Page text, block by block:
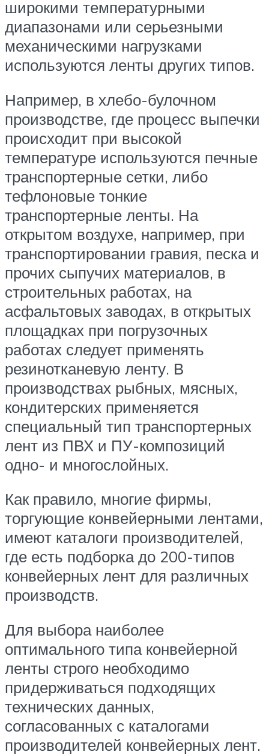
широкими температурными
диапазонами или серьезными
механическими нагрузками
используются ленты других типов.
Например, в хлебо-булочном
производстве, где процесс выпечки
происходит при высокой
температуре используются печные
транспортерные сетки, либо
тефлоновые тонкие
транспортерные ленты. На
открытом воздухе, например, при
транспортировании гравия, песка и
прочих сыпучих материалов, в
строительных работах, на
асфальтовых заводах, в открытых
площадках при погрузочных
работах следует применять
резинотканевую ленту. В
производствах рыбных, мясных,
кондитерских применяется
специальный тип транспортерных
лент из ПВХ и ПУ-композиций
одно- и многослойных.
Как правило, многие фирмы,
торгующие конвейерными лентами,
имеют каталоги производителей,
где есть подборка до 200-типов
конвейерных лент для различных
производств.
Для выбора наиболее
оптимального типа конвейерной
ленты строго необходимо
придерживаться подходящих
технических данных,
согласованных с каталогами
производителей конвейерных лент.